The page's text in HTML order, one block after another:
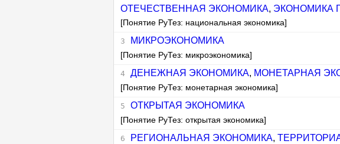
ОТЕЧЕСТВЕННАЯ ЭКОНОМИКА, ЭКОНОМИКА
[Понятие РуТез: национальная экономика]
МИКРОЭКОНОМИКА
[Понятие РуТез: микроэкономика]
ДЕНЕЖНАЯ ЭКОНОМИКА, МОНЕТАРНАЯ
[Понятие РуТез: монетарная экономика]
ОТКРЫТАЯ ЭКОНОМИКА
[Понятие РуТез: открытая экономика]
РЕГИОНАЛЬНАЯ ЭКОНОМИКА,